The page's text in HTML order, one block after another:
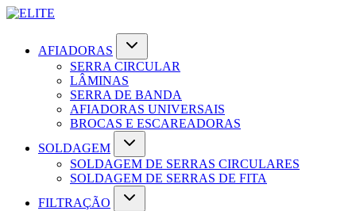
AFIADORAS
SERRA CIRCULAR
LÂMINAS
SERRA DE BANDA
AFIADORAS UNIVERSAIS
BROCAS E ESCAREADORAS
SOLDAGEM
SOLDAGEM DE SERRAS CIRCULARES
SOLDAGEM DE SERRAS DE FITA
FILTRAÇÃO